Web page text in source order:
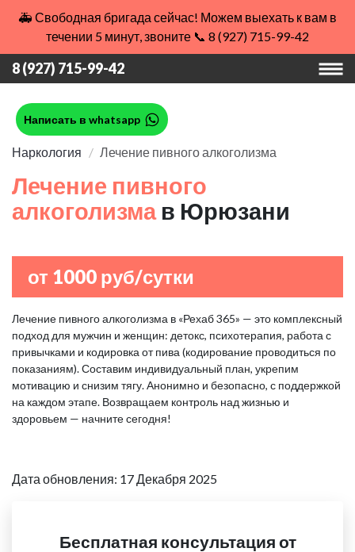
🚑 Свободная бригада сейчас! Можем выехать к вам в
течении 5 минут, звоните 📞 8 (927) 715-99-42
8 (927) 715-99-42
Написать в whatsapp
Наркология Лечение пивного алкоголизма
Лечение пивного
алкоголизма в Юрюзани
от 1000 руб/сутки
Лечение пивного алкоголизма в «Рехаб 365» — это комплексный
подход для мужчин и женщин: детокс, психотерапия, работа с
привычками и кодировка от пива (кодирование проводиться по
показаниям). Составим индивидуальный план, укрепим
мотивацию и снизим тягу. Анонимно и безопасно, с поддержкой
на каждом этапе. Возвращаем контроль над жизнью и
здоровьем — начните сегодня!
Дата обновления: 17 Декабря 2025
Бесплатная консультация от